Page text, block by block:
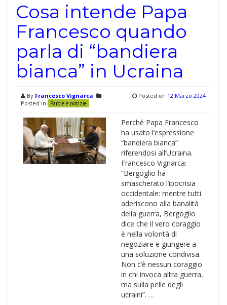
Cosa intende Papa
Francesco quando
parla di “bandiera
bianca” in Ucraina
By Francesco Vignarca
Posted in
Parole e notizie
Posted on 12 Marzo 2024
Perché Papa Francesco
ha usato l’espressione
“bandiera bianca”
riferendosi all’Ucraina.
Francesco Vignarca:
“Bergoglio ha
smascherato l’ipocrisia
occidentale: mentre tutti
aderiscono alla banalità
della guerra, Bergoglio
dice che il vero coraggio
è nella volontà di
negoziare e giungere a
una soluzione condivisa.
Non c’è nessun coraggio
in chi invoca altra guerra,
ma sulla pelle degli
ucraini”. …